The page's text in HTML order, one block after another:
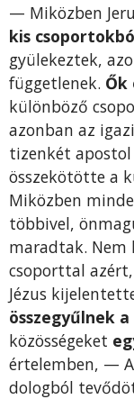
— Miközben
kis
gyülekeztek,
függetlenek. Ők
különböző
azonban az
tizenkét apostol
összekötötte a
Miköz­ben
többivel,
maradtak.
csoporttal azért,
Jézus
összegyűlnek
közösségeket
értelem­ben, —
dologból